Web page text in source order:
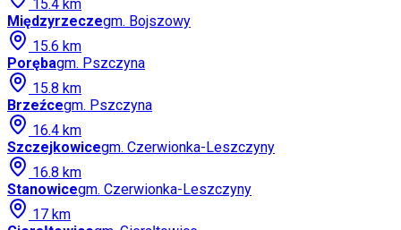
15.4 km
Międzyrzeczegm. Bojszowy
15.6 km
Porębagm. Pszczyna
15.8 km
Brzeźcegm. Pszczyna
16.4 km
Szczejkowicegm. Czerwionka-Leszczyny
16.8 km
Stanowicegm. Czerwionka-Leszczyny
17 km